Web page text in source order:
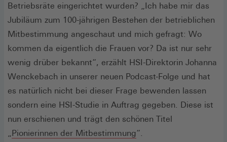
Betriebsräte eingerichtet wurden? „Ich habe mir das
Jubiläum zum 100-jährigen Bestehen der betrieblichen
Mitbestimmung angeschaut und mich gefragt: Wo
kommen da eigentlich die Frauen vor? Da ist nur sehr
wenig drüber bekannt“, erzählt HSI-Direktorin Johanna
Wenckebach in unserer neuen Podcast-Folge und hat
es natürlich nicht bei dieser Frage bewenden lassen
sondern eine HSI-Studie in Auftrag gegeben. Diese ist
nun erschienen und trägt den schönen Titel
Pionierinnen der Mitbestimmung(Öffnet
“.